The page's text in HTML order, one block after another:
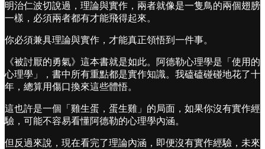
明治仁波切說過，理論與實作，兩者就像是一隻鳥的兩個翅膀
一樣，必須兩者都有才能飛得起來。
你必須兼具理論與實作，才能真正領悟到一件事。
《被討厭的勇氣》這本書就是如此。阿德勒心理學是「使用的
心理學」，書中所有重點都是實作知識。我磕磕碰碰地花了十
年，總算用傷口換來這些體悟。
這也許是一個「雞生蛋，蛋生雞」的局面，如果你沒有實作經
驗，可能不容易看懂阿德勒的心理學內涵。
但反過來說，現在看完了理論內涵，即便沒有實作經驗，未來